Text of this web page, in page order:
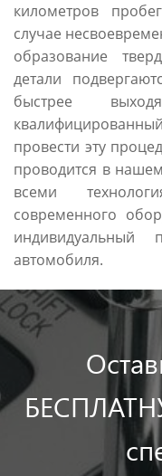
километров
случае
образование
детали
быстрее
провести эту
проводится в
всеми
современного
автомобиля.